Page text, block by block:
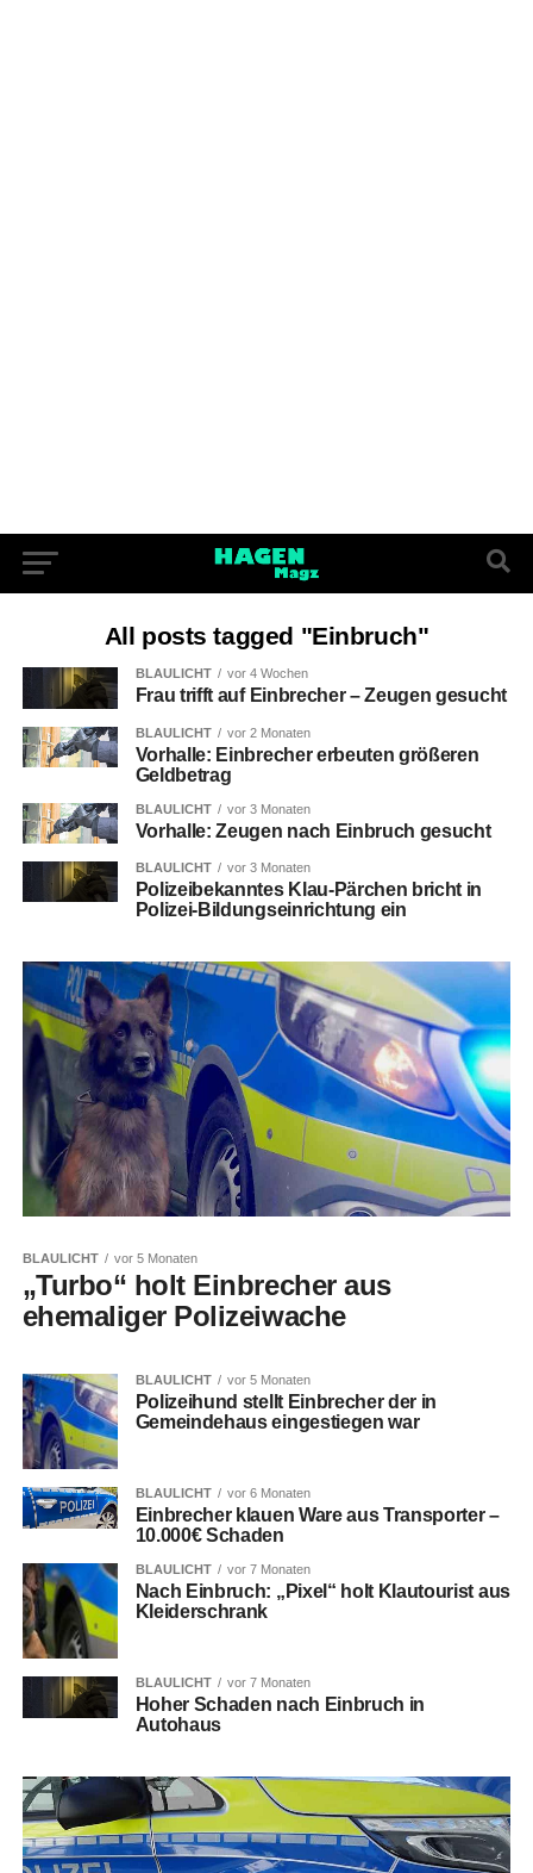
All posts tagged "Einbruch"
BLAULICHT vor 4 Wochen
Frau trifft auf Einbrecher – Zeugen gesucht
BLAULICHT vor 2 Monaten
Vorhalle: Einbrecher erbeuten größeren
Geldbetrag
BLAULICHT vor 3 Monaten
Vorhalle: Zeugen nach Einbruch gesucht
BLAULICHT vor 3 Monaten
Polizeibekanntes Klau-Pärchen bricht in
Polizei-Bildungseinrichtung ein
BLAULICHT vor 5 Monaten
„Turbo“ holt Einbrecher aus
ehemaliger Polizeiwache
BLAULICHT vor 5 Monaten
Polizeihund stellt Einbrecher der in
Gemeindehaus eingestiegen war
BLAULICHT vor 6 Monaten
Einbrecher klauen Ware aus Transporter –
10.000€ Schaden
BLAULICHT vor 7 Monaten
Nach Einbruch: „Pixel“ holt Klautourist aus
Kleiderschrank
BLAULICHT vor 7 Monaten
Hoher Schaden nach Einbruch in
Autohaus